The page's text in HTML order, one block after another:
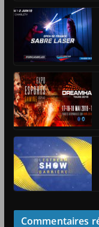
Commentaires